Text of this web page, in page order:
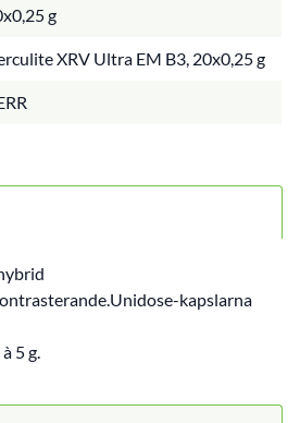
g
XRV Ultra EM B3, 20x0,25 g
kapslarna
5 g.